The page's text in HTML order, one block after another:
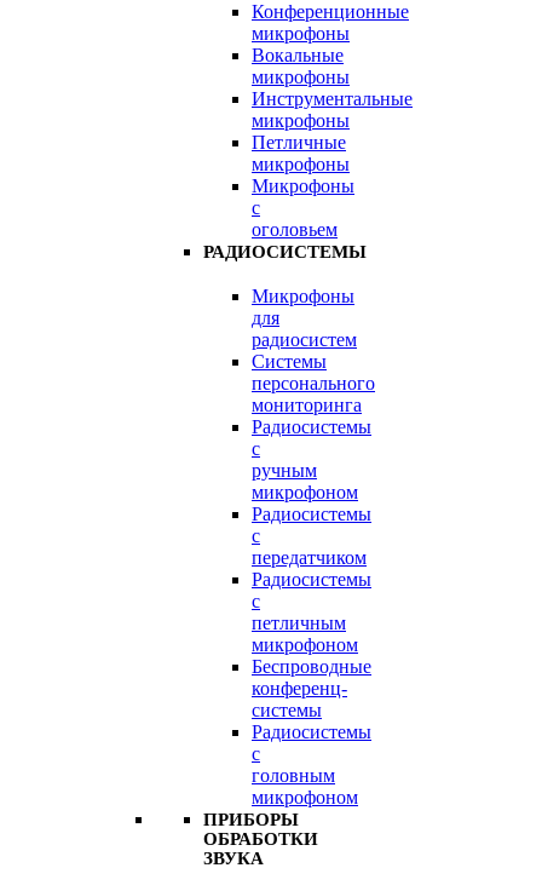
Конференционные
микрофоны
Вокальные
микрофоны
Инструментальные
микрофоны
Петличные
микрофоны
Микрофоны
с
оголовьем
РАДИОСИСТЕМЫ
Микрофоны
для
радиосистем
Системы
персонального
мониторинга
Радиосистемы
c
ручным
микрофоном
Радиосистемы
с
передатчиком
Радиосистемы
с
петличным
микрофоном
Беспроводные
конференц-
системы
Радиосистемы
с
головным
микрофоном
ПРИБОРЫ
ОБРАБОТКИ
ЗВУКА